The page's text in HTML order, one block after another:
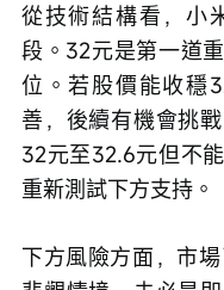
從技術結構看，小
段。32元是第一道
位。若股價能收穩
善，後續有機會挑
32元至32.6元但不
重新測試下方支持。
下方風險方面，市